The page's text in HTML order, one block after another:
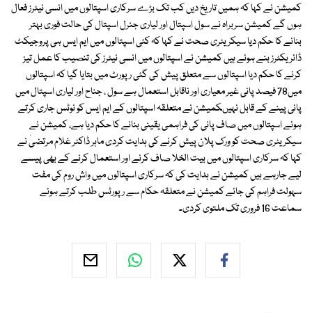
کمیشن نے کہا کہ ہمیں تاریخ دیں کب تک بڑے سرکاری اسپتالوں میں انسی نیٹرز فعال
ہوں گے کمیشن سربراہ نے سول اسپتال اور لیاری جنرل اسپتال کی حالت فوری بہتر
بنانے کا حکم دیا سیکریٹری صحت نے کہا کہ کئی اسپتالوں میں ایم ایس ہی پروجیکٹ
ڈائریکٹرز بنے ہوئے ہیں کمیشن نے اسپتالوں میں انسی نیٹرز کی تنصیب کا عمل تیز
کرنے کا حکم دیا اسپتالوں سے متعلق پیش کی گئی رپورٹ میں بتایا گیا کہ اسپتالوں
میں78 فیصد پانی غیر معیاری اور ناقابل استعمال ہے سول ، جناح اور لیاری اسپتال میں
پانی پینے کے قابل نہیںکمیشن نے متعلقہ اسپتالوں کے ایم ایس کو نوٹس جاری کرتے
ہوئے اسپتالوں میں صاف پانی کی فراہمی یقینی بنانے کا حکم دیا ہے، کمیشن نے
سیکریٹری صحت کو ورک پلان پیش کرنے کی ہدایت کردی ماہر ڈاکٹر غلام مرتضیٰ نے
کہا کہ سرکاری اسپتالوں میں بیت الخلا صاف کرنے اور استعمال کرنے کے بھی پیسے
لیے جارہے ہیں کمیشن نے ہدایت کی کہ سرکاری اسپتالوں میں واش روم کی مفت
سہولت فراہم کی جائے کمیشن نے متعلقہ حکام سے رپورٹس طلب کرتے ہوئے
سماعت 16 فروری تک ملتوی کردی۔